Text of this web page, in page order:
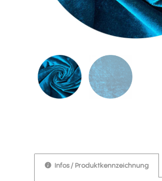
Infos / Produktkennzeichnung